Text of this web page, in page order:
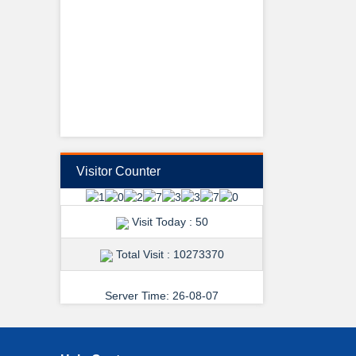
View Details →
শুভেচ্ছা ও অভিনন্দন
View Details →
Visitor Counter
Visit Today : 50
Total Visit : 10273370
Server Time: 26-08-07